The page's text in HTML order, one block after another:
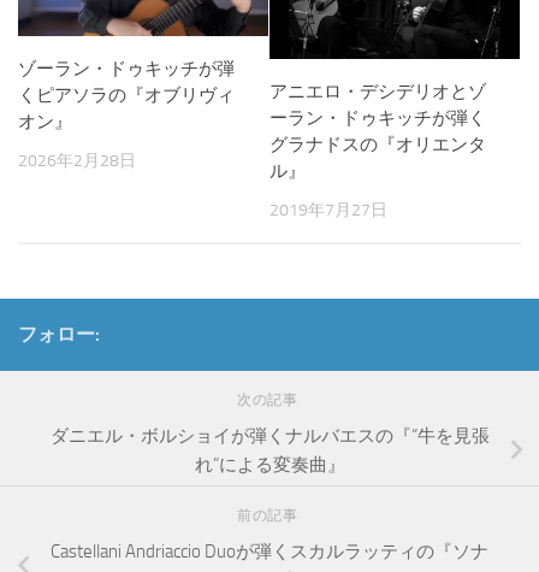
ゾーラン・ドゥキッチが弾
くピアソラの『オブリヴィ
オン』
2026年2月28日
アニエロ・デシデリオとゾ
ーラン・ドゥキッチが弾く
グラナドスの『オリエンタ
ル』
2019年7月27日
フォロー:
次の記事
ダニエル・ボルショイが弾くナルバエスの『“牛を見張
れ”による変奏曲』
前の記事
Castellani Andriaccio Duoが弾くスカルラッティの『ソナ